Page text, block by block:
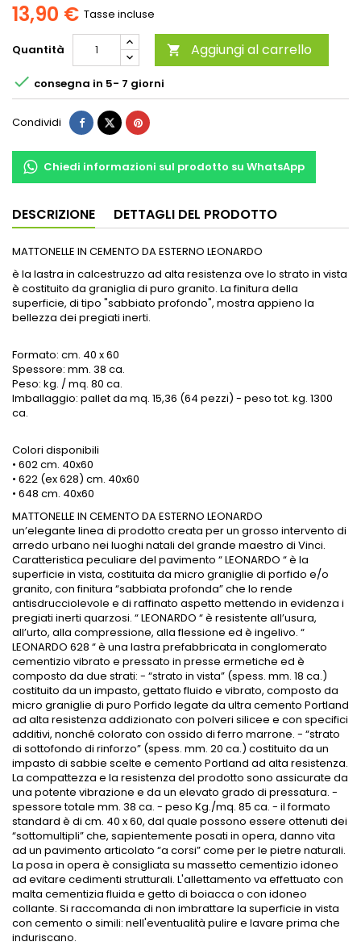
13,90 € Tasse incluse
Quantità  Aggiungi al carrello
 consegna in 5- 7 giorni
Condividi
Chiedi informazioni sul prodotto su WhatsApp
DESCRIZIONE DETTAGLI DEL PRODOTTO
MATTONELLE IN CEMENTO DA ESTERNO LEONARDO
è la lastra in calcestruzzo ad alta resistenza ove lo strato in vista
è costituito da graniglia di puro granito. La finitura della
superficie, di tipo "sabbiato profondo", mostra appieno la
bellezza dei pregiati inerti.
Formato: cm. 40 x 60
Spessore: mm. 38 ca.
Peso: kg. / mq. 80 ca.
Imballaggio: pallet da mq. 15,36 (64 pezzi) - peso tot. kg. 1300
ca.
Colori disponibili
• 602 cm. 40x60
• 622 (ex 628) cm. 40x60
• 648 cm. 40x60
MATTONELLE IN CEMENTO DA ESTERNO LEONARDO
un’elegante linea di prodotto creata per un grosso intervento di
arredo urbano nei luoghi natali del grande maestro di Vinci.
Caratteristica peculiare del pavimento “ LEONARDO “ è la
superficie in vista, costituita da micro graniglie di porfido e/o
granito, con finitura “sabbiata profonda” che lo rende
antisdrucciolevole e di raffinato aspetto mettendo in evidenza i
pregiati inerti quarzosi. “ LEONARDO “ è resistente all’usura,
all’urto, alla compressione, alla flessione ed è ingelivo. “
LEONARDO 628 “ è una lastra prefabbricata in conglomerato
cementizio vibrato e pressato in presse ermetiche ed è
composto da due strati: - “strato in vista” (spess. mm. 18 ca.)
costituito da un impasto, gettato fluido e vibrato, composto da
micro graniglie di puro Porfido legate da ultra cemento Portland
ad alta resistenza addizionato con polveri silicee e con specifici
additivi, nonché colorato con ossido di ferro marrone. - “strato
di sottofondo di rinforzo” (spess. mm. 20 ca.) costituito da un
impasto di sabbie scelte e cemento Portland ad alta resistenza.
La compattezza e la resistenza del prodotto sono assicurate da
una potente vibrazione e da un elevato grado di pressatura. -
spessore totale mm. 38 ca. - peso Kg./mq. 85 ca. - il formato
standard è di cm. 40 x 60, dal quale possono essere ottenuti dei
“sottomultipli” che, sapientemente posati in opera, danno vita
ad un pavimento articolato “a corsi” come per le pietre naturali.
La posa in opera è consigliata su massetto cementizio idoneo
ad evitare cedimenti strutturali. L'allettamento va effettuato con
malta cementizia fluida e getto di boiacca o con idoneo
collante. Si raccomanda di non imbrattare la superficie in vista
con cemento o simili: nell'eventualità pulire e lavare prima che
induriscano.